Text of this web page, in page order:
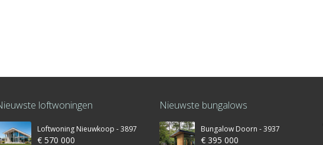
loftwoningen
Loftwoning Nieuwkoop - 3897
€ 570 000
Nieuwste bungalows
Bungalow Doorn - 3937
€ 395 000